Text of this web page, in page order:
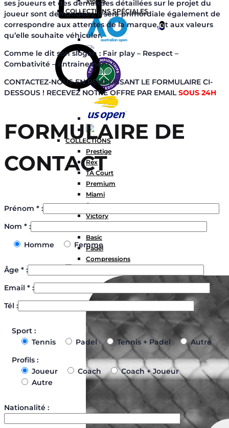
COLLECTIONS SPÉCIALES
COLLECTIONS
Prestige
Rex
TA Court
Premium
Miami
Storm
Victory
Basic
Padel
Compressions
0
ses joueurs et des demandes détaillées sur le projet du
joueur sont demandées. Il sera primordiale également de
correspondre aux attentes de la marque, et aux valeurs
qu’elle souhaite véhiculer.
Comme le dit son slogan : Fair play – Respect –
Combativité – Entrainement !
CONTACTEZ-NOUS EN REMPLISSANT LE FORMULAIRE CI-
DESSOUS ! RECEVEZ NOTRE OFFRE PAR EMAILSOUS 24H
FORMULAIRE DE
CONTACT
Prénom * :
Nom * :
Homme
Femme
Âge * :
Email * :
Tél :
Sport :
Tennis
Padel Tennis + Padel
Autre
Profils :
Joueur
Coach
Coach + Joueur
Autre
Nationalité :